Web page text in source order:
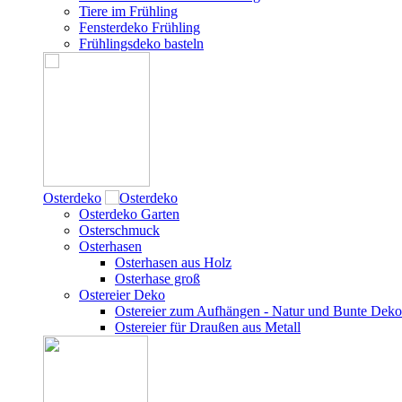
Tiere im Frühling
Fensterdeko Frühling
Frühlingsdeko basteln
Osterdeko
Osterdeko Garten
Osterschmuck
Osterhasen
Osterhasen aus Holz
Osterhase groß
Ostereier Deko
Ostereier zum Aufhängen - Natur und Bunte
Ostereier für Draußen aus Metall